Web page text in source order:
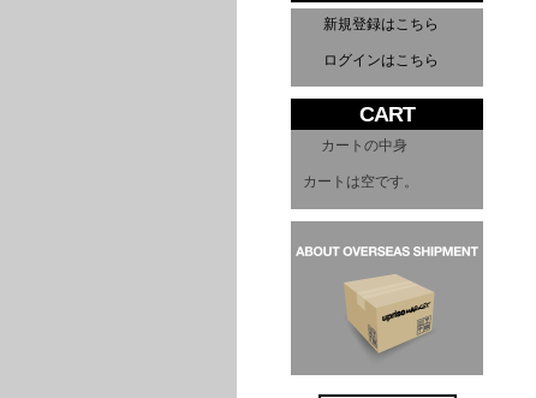
新規登録はこちら
ログインはこちら
CART
カートの中身
カートは空です。